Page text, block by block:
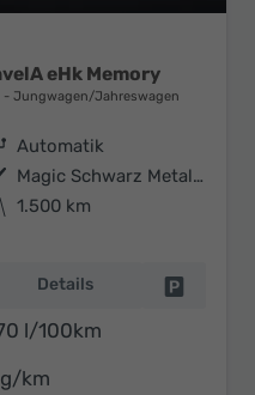
eHk Memory
Jungwagen/Jahreswagen
Getriebe Automatik
Außenfarbe
Magic Schwarz Metallic
Kilometerstand 1.500 km
Details
l/100km
km